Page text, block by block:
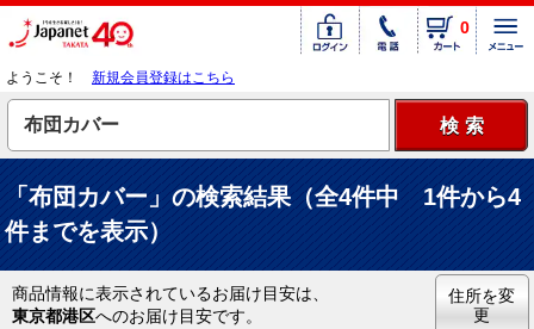
0
ようこそ！ 新規会員登録はこちら
「布団カバー」の検索結果（全4件中 1件から4
件までを表示）
商品情報に表示されているお届け目安は、
東京都港区へのお届け目安です。
住所を変
更